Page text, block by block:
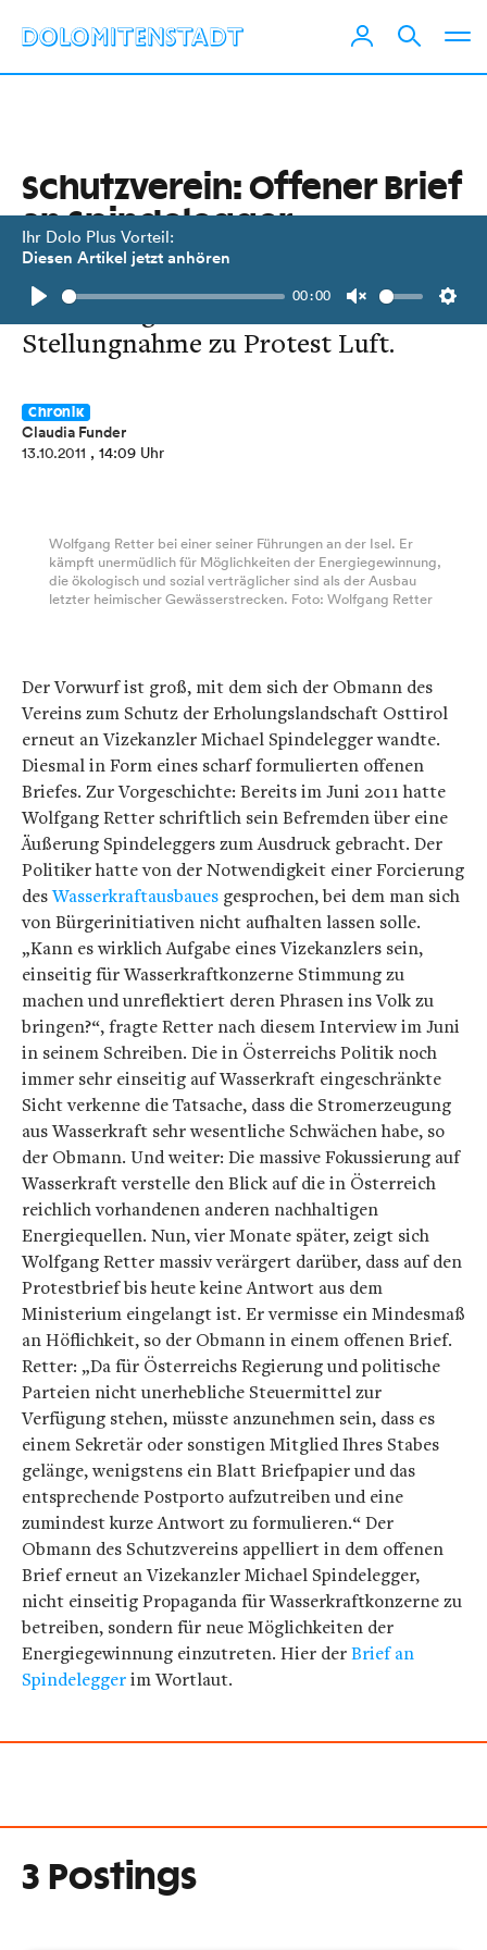
Ihr Dolo Plus Vorteil:
Diesen Artikel jetzt anhören
Play
00:00
Unmute
Schutzverein: Offener Brief
an Spindelegger
Obmann Wolfgang Retter macht
seinem Ärger über fehlende
Stellungnahme zu Protest Luft.
Chronik
Claudia Funder
13.10.2011 , 14:09 Uhr
Wolfgang Retter bei einer seiner Führungen an der Isel. Er
kämpft unermüdlich für Möglichkeiten der Energiegewinnung,
die ökologisch und sozial verträglicher sind als der Ausbau
letzter heimischer Gewässerstrecken. Foto: Wolfgang Retter
Der Vorwurf ist groß, mit dem sich der Obmann des
Vereins zum Schutz der Erholungslandschaft Osttirol
erneut an Vizekanzler Michael Spindelegger wandte.
Diesmal in Form eines scharf formulierten offenen
Briefes. Zur Vorgeschichte: Bereits im Juni 2011 hatte
Wolfgang Retter schriftlich sein Befremden über eine
Äußerung Spindeleggers zum Ausdruck gebracht. Der
Politiker hatte von der Notwendigkeit einer Forcierung
desWasserkraftausbaues gesprochen, bei dem man sich
von Bürgerinitiativen nicht aufhalten lassen solle.
„Kann es wirklich Aufgabe eines Vizekanzlers sein,
einseitig für Wasserkraftkonzerne Stimmung zu
machen und unreflektiert deren Phrasen ins Volk zu
bringen?“, fragte Retter nach diesem Interview im Juni
in seinem Schreiben. Die in Österreichs Politik noch
immer sehr einseitig auf Wasserkraft eingeschränkte
Sicht verkenne die Tatsache, dass die Stromerzeugung
aus Wasserkraft sehr wesentliche Schwächen habe, so
der Obmann. Und weiter: Die massive Fokussierung auf
Wasserkraft verstelle den Blick auf die in Österreich
reichlich vorhandenen anderen nachhaltigen
Energiequellen. Nun, vier Monate später, zeigt sich
Wolfgang Retter massiv verärgert darüber, dass auf den
Protestbrief bis heute keine Antwort aus dem
Ministerium eingelangt ist. Er vermisse ein Mindesmaß
an Höflichkeit, so der Obmann in einem offenen Brief.
Retter: „Da für Österreichs Regierung und politische
Parteien nicht unerhebliche Steuermittel zur
Verfügung stehen, müsste anzunehmen sein, dass es
einem Sekretär oder sonstigen Mitglied Ihres Stabes
gelänge, wenigstens ein Blatt Briefpapier und das
entsprechende Postporto aufzutreiben und eine
zumindest kurze Antwort zu formulieren.“ Der
Obmann des Schutzvereins appelliert in dem offenen
Brief erneut an Vizekanzler Michael Spindelegger,
nicht einseitig Propaganda für Wasserkraftkonzerne zu
betreiben, sondern für neue Möglichkeiten der
Energiegewinnung einzutreten. Hier derBrief an
Spindeleggerim Wortlaut.
3 Postings